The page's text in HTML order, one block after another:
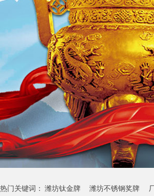
热门关键词： 潍坊钛金牌 潍坊不锈钢奖牌